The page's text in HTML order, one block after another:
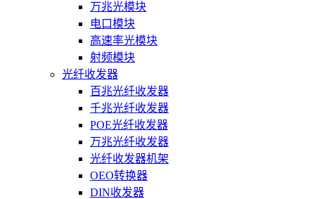
万兆光模块
电口模块
高速率光模块
射频模块
光纤收发器
百兆光纤收发器
千兆光纤收发器
POE光纤收发器
万兆光纤收发器
光纤收发器机架
OEO转换器
DIN收发器